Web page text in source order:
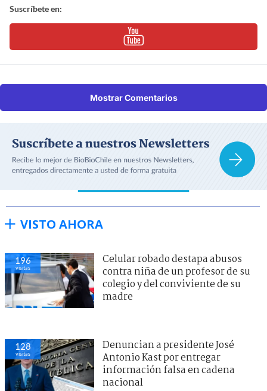
Suscríbete en:
Mostrar Comentarios
VISTO AHORA
196
visitas
Celular robado destapa abusos
contra niña de un profesor de su
colegio y del conviviente de su
madre
128
visitas
Denuncian a presidente José
Antonio Kast por entregar
información falsa en cadena
nacional